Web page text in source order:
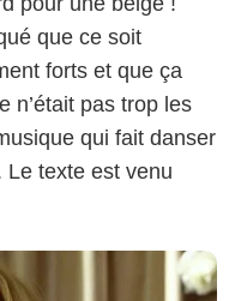
que ce soit
forts et que ça
n’était pas trop les
qui fait danser
texte est venu